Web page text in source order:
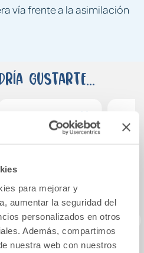
para mejorar y
aumentar la seguridad del
personalizados en otros
Además, compartimos
nuestra web con nuestros
vía frente a la asimilación
gustarte...